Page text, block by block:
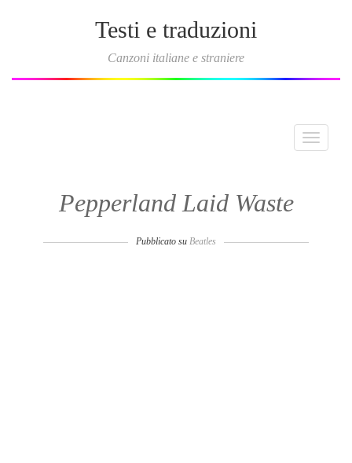
Testi e traduzioni
Canzoni italiane e straniere
Toggle
Pepperland Laid Waste
Pubblicato su Beatles